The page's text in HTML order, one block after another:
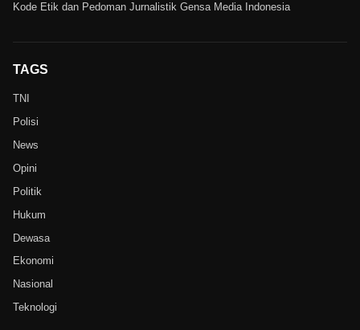
Kode Etik dan Pedoman Jurnalistik Gensa Media Indonesia
TAGS
TNI
Polisi
News
Opini
Politik
Hukum
Dewasa
Ekonomi
Nasional
Teknologi